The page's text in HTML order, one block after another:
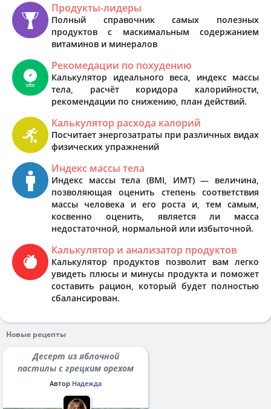
Продукты-лидеры
Полный справочник самых полезных
продуктов с маскимальным содержанием
витаминов и минералов
Рекомедации по похудению
Калькулятор идеального веса, индекс массы
тела, расчёт коридора калорийности,
рекомендации по снижению, план действий.
Калькулятор расхода калорий
Посчитает энергозатраты при различных видах
физических упражнений
Индекс массы тела
Индекс массы тела (BMI, ИМТ) — величина,
позволяющая оценить степень соответствия
массы человека и его роста и, тем самым,
косвенно оценить, является ли масса
недостаточной, нормальной или избыточной.
Калькулятор и анализатор продуктов
Калькулятор продуктов позволит вам легко
увидеть плюсы и минусы продукта и поможет
составить рацион, который будет полностью
сбалансирован.
Новые рецепты
Десерт из яблочной
пастилы с грецким орехом
Автор Надежда